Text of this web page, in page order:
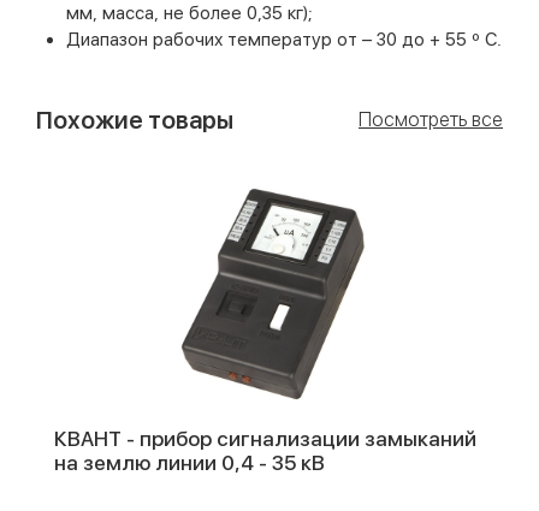
мм, масса, не более 0,35 кг);
Диапазон рабочих температур от – 30 до + 55 º С.
Похожие товары Посмотреть все
КВАНТ - прибор сигнализации замыканий
на землю линии 0,4 - 35 кВ